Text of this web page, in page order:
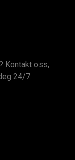
Kontakt oss,
24/7.